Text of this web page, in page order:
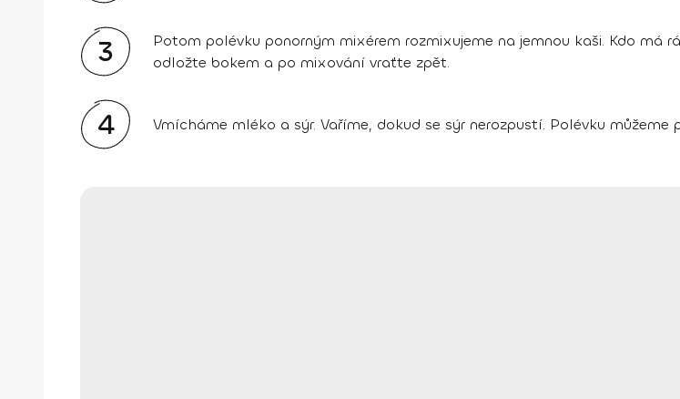
3
Potom polévku ponorným mixérem rozmixujeme na jemnou kaši. Kdo má
odložte bokem a po mixování vraťte zpět.
4 Vmícháme mléko a sýr. Vaříme, dokud se sýr nerozpustí. Polévku